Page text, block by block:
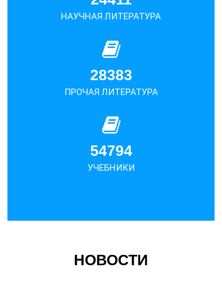
НАУЧНАЯ ЛИТЕРАТУРА
28383
ПРОЧАЯ ЛИТЕРАТУРА
54794
УЧЕБНИКИ
НОВОСТИ